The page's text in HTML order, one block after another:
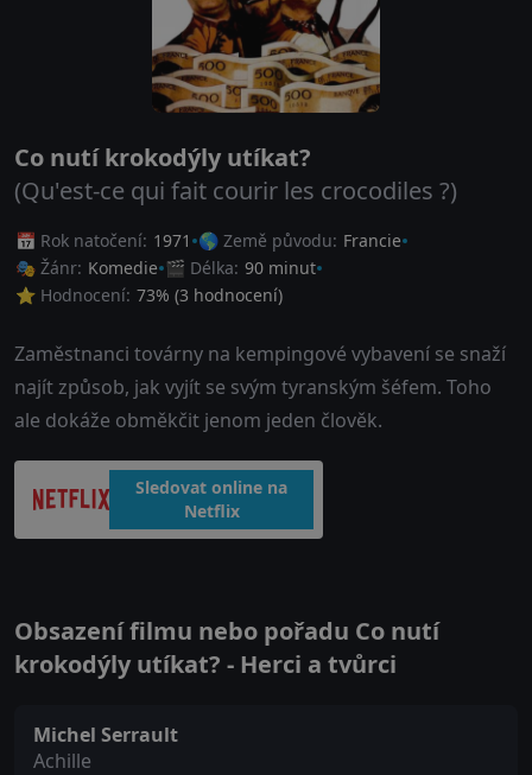
Co nutí krokodýly utíkat?
(Qu'est-ce qui fait courir les crocodiles ?)
📅 Rok natočení: 1971 🌎 Země původu: Francie
🎭 Žánr: Komedie 🎬 Délka: 90 minut
⭐ Hodnocení: 73% (3 hodnocení)
Zaměstnanci továrny na kempingové vybavení se snaží
najít způsob, jak vyjít se svým tyranským šéfem. Toho
ale dokáže obměkčit jenom jeden člověk.
Sledovat online na
Netflix
Obsazení filmu nebo pořadu Co nutí
krokodýly utíkat? - Herci a tvůrci
Michel Serrault
Achille